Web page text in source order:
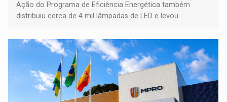
Ação do Programa de Eficiência Energética também
distribuiu cerca de 4 mil lâmpadas de LED e levou
comunidade